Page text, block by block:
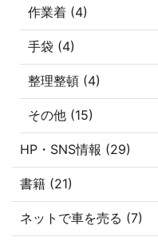
作業着 (4)
手袋 (4)
整理整頓 (4)
その他 (15)
HP・SNS情報 (29)
書籍 (21)
ネットで車を売る (7)